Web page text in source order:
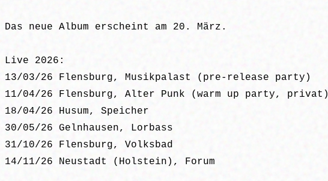
Das neue Album erscheint am 20. März.
Live 2026:
13/03/26 Flensburg, Musikpalast (pre-release party)
11/04/26 Flensburg, Alter Punk (warm up party, privat)
18/04/26 Husum, Speicher
30/05/26 Gelnhausen, Lorbass
31/10/26 Flensburg, Volksbad
14/11/26 Neustadt (Holstein), Forum